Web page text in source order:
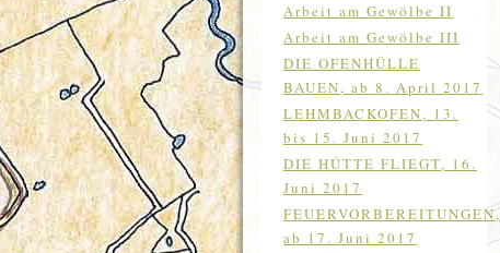
Arbeit am Gewölbe II
Arbeit am Gewölbe III
DIE OFENHÜLLE
BAUEN, ab 8. April 2017
LEHMBACKOFEN, 13.
bis 15. Juni 2017
DIE HÜTTE FLIEGT, 16.
Juni 2017
FEUERVORBEREITUNGEN,
ab 17. Juni 2017